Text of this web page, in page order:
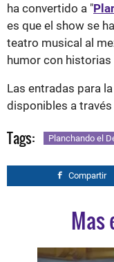
ha convertido a "
es que el show se
teatro musical al
humor con
Las entradas para
disponibles a través
Tags: Planchando el
Compartir
Mas